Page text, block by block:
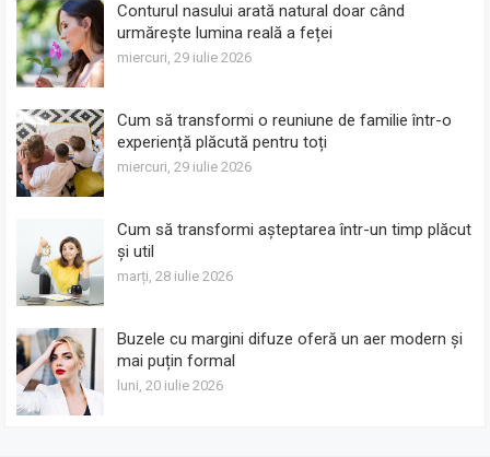
Conturul nasului arată natural doar când
urmărește lumina reală a feței
miercuri, 29 iulie 2026
Cum să transformi o reuniune de familie într-o
experiență plăcută pentru toți
miercuri, 29 iulie 2026
Cum să transformi așteptarea într-un timp plăcut
și util
marți, 28 iulie 2026
Buzele cu margini difuze oferă un aer modern și
mai puțin formal
luni, 20 iulie 2026